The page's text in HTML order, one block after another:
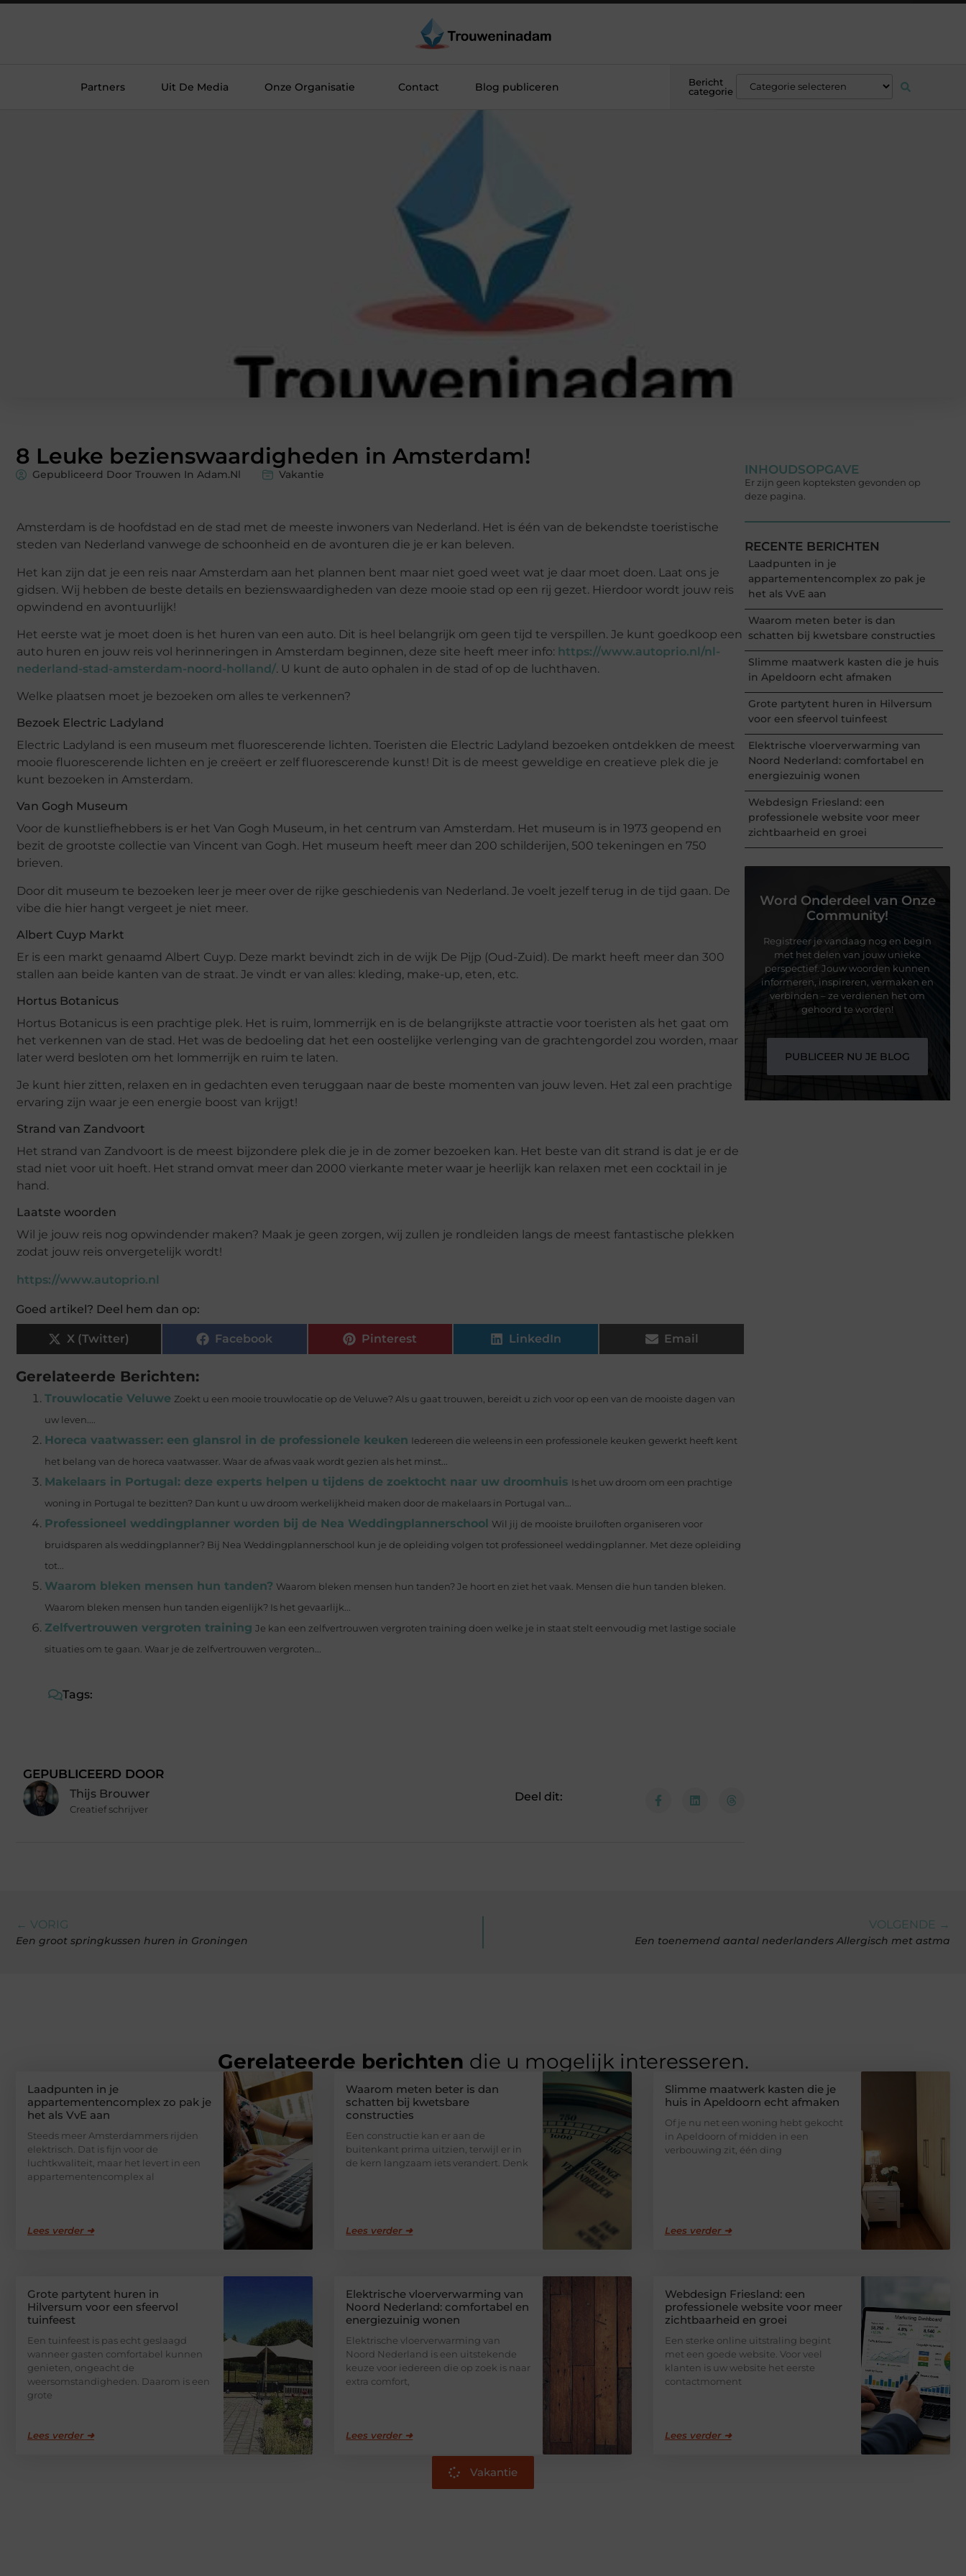
Partners Uit De Media Onze Organisatie Contact Blog publiceren
Bericht
categorie
8 Leuke bezienswaardigheden in Amsterdam!
Gepubliceerd Door Trouwen In Adam.nl Vakantie
Amsterdam is de hoofdstad en de stad met de meeste inwoners van Nederland. Het is één van de bekendste toeristische
steden van Nederland vanwege de schoonheid en de avonturen die je er kan beleven.
Het kan zijn dat je een reis naar Amsterdam aan het plannen bent maar niet goed weet wat je daar moet doen. Laat ons je
gidsen. Wij hebben de beste details en bezienswaardigheden van deze mooie stad op een rij gezet. Hierdoor wordt jouw reis
opwindend en avontuurlijk!
Het eerste wat je moet doen is het huren van een auto. Dit is heel belangrijk om geen tijd te verspillen. Je kunt goedkoop een
auto huren en jouw reis vol herinneringen in Amsterdam beginnen, deze site heeft meer info: https://www.autoprio.nl/nl-
nederland-stad-amsterdam-noord-holland/. U kunt de auto ophalen in de stad of op de luchthaven.
Welke plaatsen moet je bezoeken om alles te verkennen?
Bezoek Electric Ladyland
Electric Ladyland is een museum met fluorescerende lichten. Toeristen die Electric Ladyland bezoeken ontdekken de meest
mooie fluorescerende lichten en je creëert er zelf fluorescerende kunst! Dit is de meest geweldige en creatieve plek die je
kunt bezoeken in Amsterdam.
Van Gogh Museum
Voor de kunstliefhebbers is er het Van Gogh Museum, in het centrum van Amsterdam. Het museum is in 1973 geopend en
bezit de grootste collectie van Vincent van Gogh. Het museum heeft meer dan 200 schilderijen, 500 tekeningen en 750
brieven.
Door dit museum te bezoeken leer je meer over de rijke geschiedenis van Nederland. Je voelt jezelf terug in de tijd gaan. De
vibe die hier hangt vergeet je niet meer.
Albert Cuyp Markt
Er is een markt genaamd Albert Cuyp. Deze markt bevindt zich in de wijk De Pijp (Oud-Zuid). De markt heeft meer dan 300
stallen aan beide kanten van de straat. Je vindt er van alles: kleding, make-up, eten, etc.
Hortus Botanicus
Hortus Botanicus is een prachtige plek. Het is ruim, lommerrijk en is de belangrijkste attractie voor toeristen als het gaat om
het verkennen van de stad. Het was de bedoeling dat het een oostelijke verlenging van de grachtengordel zou worden, maar
later werd besloten om het lommerrijk en ruim te laten.
Je kunt hier zitten, relaxen en in gedachten even teruggaan naar de beste momenten van jouw leven. Het zal een prachtige
ervaring zijn waar je een energie boost van krijgt!
Strand van Zandvoort
Het strand van Zandvoort is de meest bijzondere plek die je in de zomer bezoeken kan. Het beste van dit strand is dat je er de
stad niet voor uit hoeft. Het strand omvat meer dan 2000 vierkante meter waar je heerlijk kan relaxen met een cocktail in je
hand.
Laatste woorden
Wil je jouw reis nog opwindender maken? Maak je geen zorgen, wij zullen je rondleiden langs de meest fantastische plekken
zodat jouw reis onvergetelijk wordt!
https://www.autoprio.nl
Goed artikel? Deel hem dan op:
X (Twitter) Facebook Pinterest LinkedIn Email
Gerelateerde Berichten:
Trouwlocatie Veluwe Zoekt u een mooie trouwlocatie op de Veluwe? Als u gaat trouwen, bereidt u zich voor op een van de mooiste dagen van
uw leven....
Horeca vaatwasser: een glansrol in de professionele keuken Iedereen die weleens in een professionele keuken gewerkt heeft kent
het belang van de horeca vaatwasser. Waar de afwas vaak wordt gezien als het minst...
Makelaars in Portugal: deze experts helpen u tijdens de zoektocht naar uw droomhuis Is het uw droom om een prachtige
woning in Portugal te bezitten? Dan kunt u uw droom werkelijkheid maken door de makelaars in Portugal van...
Professioneel weddingplanner worden bij de Nea Weddingplannerschool
Wil jij de mooiste bruiloften organiseren voor
bruidsparen als weddingplanner? Bij Nea Weddingplannerschool kun je de opleiding volgen tot professioneel weddingplanner. Met deze opleiding
tot...
Waarom bleken mensen hun tanden? Waarom bleken mensen hun tanden? Je hoort en ziet het vaak. Mensen die hun tanden bleken.
Waarom bleken mensen hun tanden eigenlijk? Is het gevaarlijk...
Zelfvertrouwen vergroten training Je kan een zelfvertrouwen vergroten training doen welke je in staat stelt eenvoudig met lastige sociale
situaties om te gaan. Waar je de zelfvertrouwen vergroten...
Tags:
GEPUBLICEERD DOOR
Thijs Brouwer
Creatief schrijver
Deel dit:
INHOUDSOPGAVE
Er zijn geen kopteksten gevonden op
deze pagina.
RECENTE BERICHTEN
Laadpunten in je
appartementencomplex zo pak je
het als VvE aan
Waarom meten beter is dan
schatten bij kwetsbare constructies
Slimme maatwerk kasten die je huis
in Apeldoorn echt afmaken
Grote partytent huren in Hilversum
voor een sfeervol tuinfeest
Elektrische vloerverwarming van
Noord Nederland: comfortabel en
energiezuinig wonen
Webdesign Friesland: een
professionele website voor meer
zichtbaarheid en groei
Word Onderdeel van Onze
Community!
Registreer je vandaag nog en begin
met het delen van jouw unieke
perspectief. Jouw woorden kunnen
informeren, inspireren, vermaken en
verbinden – ze verdienen het om
gehoord te worden!
PUBLICEER NU JE BLOG
← VORIG
Een groot springkussen huren in Groningen
VOLGENDE →
Een toenemend aantal nederlanders Allergisch met astma
Gerelateerde berichten die u mogelijk interesseren.
Laadpunten in je
appartementencomplex zo pak je
het als VvE aan
Steeds meer Amsterdammers rijden
elektrisch. Dat is fijn voor de
luchtkwaliteit, maar het levert in een
appartementencomplex al
Lees verder ➜
Waarom meten beter is dan
schatten bij kwetsbare
constructies
Een constructie kan er aan de
buitenkant prima uitzien, terwijl er in
de kern langzaam iets verandert. Denk
Lees verder ➜
Slimme maatwerk kasten die je
huis in Apeldoorn echt afmaken
Of je nu net een woning hebt gekocht
in Apeldoorn of midden in een
verbouwing zit, één ding
Lees verder ➜
Grote partytent huren in
Hilversum voor een sfeervol
tuinfeest
Een tuinfeest is pas echt geslaagd
wanneer gasten comfortabel kunnen
genieten, ongeacht de
weersomstandigheden. Daarom is een
grote
Lees verder ➜
Elektrische vloerverwarming van
Noord Nederland: comfortabel en
energiezuinig wonen
Elektrische vloerverwarming van
Noord Nederland is een uitstekende
keuze voor iedereen die op zoek is naar
extra comfort,
Lees verder ➜
Webdesign Friesland: een
professionele website voor meer
zichtbaarheid en groei
Een sterke online uitstraling begint
met een goede website. Voor veel
klanten is uw website het eerste
contactmoment
Lees verder ➜
Vakantie